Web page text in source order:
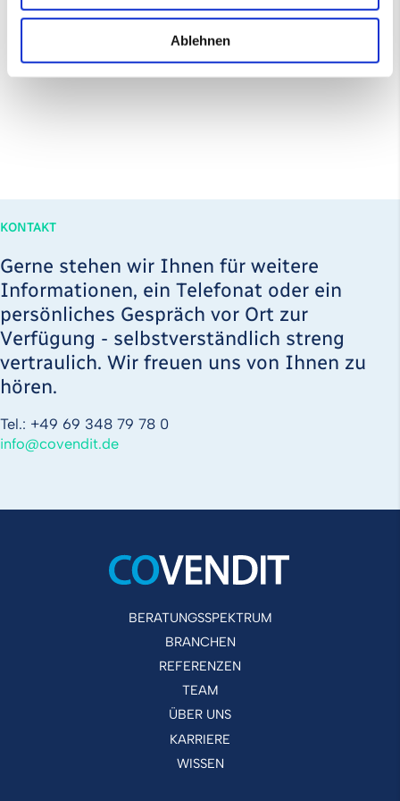
Ablehnen
KONTAKT
Gerne stehen wir Ihnen für weitere
Informationen, ein Telefonat oder ein
persönliches Gespräch vor Ort zur
Verfügung - selbstverständlich streng
vertraulich. Wir freuen uns von Ihnen zu
hören.
Tel.: +49 69 348 79 78 0
info@covendit.de
BERATUNGSSPEKTRUM
BRANCHEN
REFERENZEN
TEAM
ÜBER UNS
KARRIERE
WISSEN